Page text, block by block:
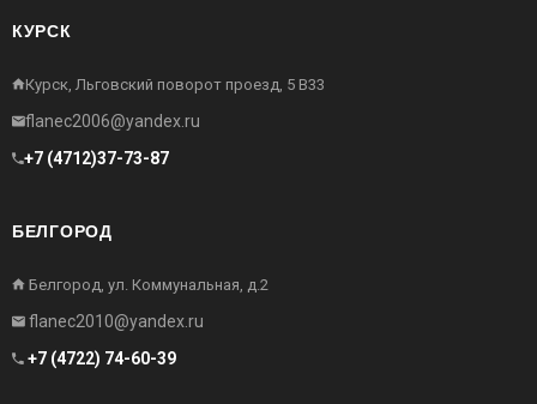
КУРСК
Курск, Льговский поворот проезд, 5 В33
flanec2006@yandex.ru
+7 (4712)37-73-87
БЕЛГОРОД
Белгород, ул. Коммунальная, д.2
flanec2010@yandex.ru
+7 (4722) 74-60-39